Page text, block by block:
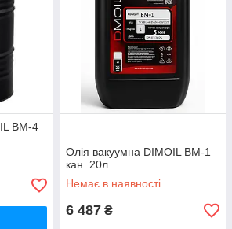
ВМ-4
Олія вакуумна DIMOIL ВМ-1
кан. 20л
Немає в наявності
6 487 ₴